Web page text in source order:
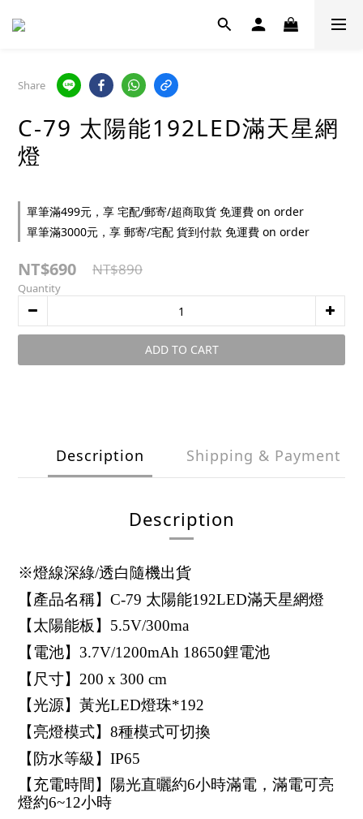
Share
C-79 太陽能192LED滿天星網
燈
單筆滿499元，享 宅配/郵寄/超商取貨 免運費 on order
單筆滿3000元，享 郵寄/宅配 貨到付款 免運費 on order
NT$690 NT$890
Quantity
ADD TO CART
Description Shipping & Payment
Description
※燈線深綠/透白隨機出貨
【產品名稱】C-79 太陽能192LED滿天星網燈
【太陽能板】5.5V/300ma
【電池】3.7V/1200mAh 18650鋰電池
【尺寸】200 x 300 cm
【光源】黃光LED燈珠*192
【亮燈模式】8種模式可切換
【防水等級】IP65
【充電時間】陽光直曬約6小時滿電，滿電可亮
燈約6~12小時